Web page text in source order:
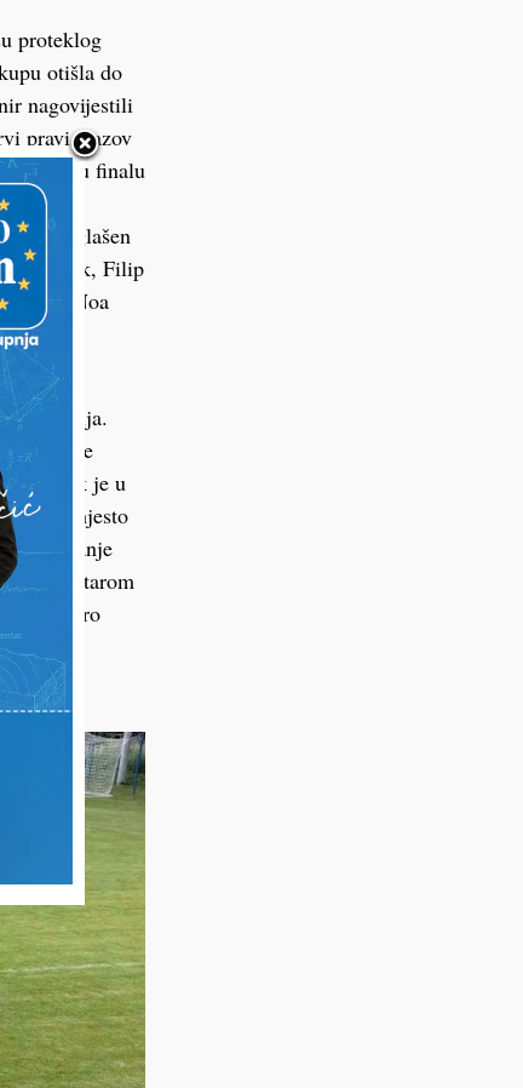
proteklog
otišla do
nagovijestili
pravi izazov
bi onda u finalu
je proglašen
Novak, Filip
i Noa
natjecanja.
čime je
1:0, dok je u
treće mjesto
priznanje
vratarom
Lovro
Siniša